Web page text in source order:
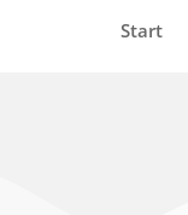
Start